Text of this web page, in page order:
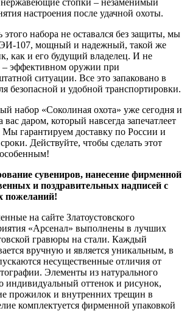
стопки – незаменимый
настроения после удачной охоты.
этого набора не оставался без защиты, мы
107, мощный и надежный, такой же
как и его будущий владелец. И не
– эффективном оружии при
ситуации. Все это запаковано в
безопасной и удобной транспортировки.
набор «Соколиная охота» уже сегодня и
вас даром, который навсегда запечатлеет
Мы гарантируем доставку по России и
Действуйте, чтобы сделать этот
сувениров, нанесение фирменной
и поздравительных надписей с
пожеланий!
на сайте Златоустовского
«Арсенал» выполнены в лучших
гравюры на стали. Каждый
вручную и является уникальным, в
несущественные отличия от
Элементы из натурального
индивидуальный оттенок и рисунок,
прожилок и внутренних трещин в
комплектуется фирменной упаковкой